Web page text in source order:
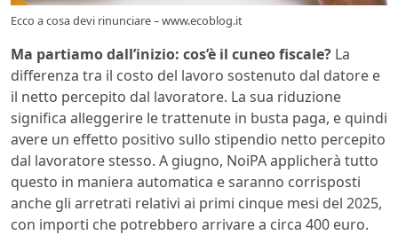
Ecco a cosa devi rinunciare – www.ecoblog.it
Ma partiamo dall’inizio: cos’è il cuneo fiscale? La
differenza tra il costo del lavoro sostenuto dal datore e
il netto percepito dal lavoratore. La sua riduzione
significa alleggerire le trattenute in busta paga, e quindi
avere un effetto positivo sullo stipendio netto percepito
dal lavoratore stesso. A giugno, NoiPA applicherà tutto
questo in maniera automatica e saranno corrisposti
anche gli arretrati relativi ai primi cinque mesi del 2025,
con importi che potrebbero arrivare a circa 400 euro.